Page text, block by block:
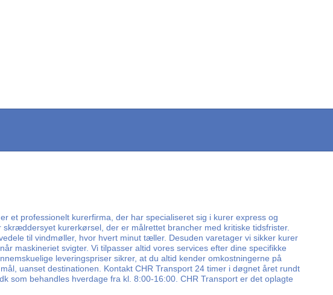
et professionelt kurerfirma, der har specialiseret sig i kurer express og
kurerkørsel, der er målrettet brancher med kritiske tidsfrister.
til vindmøller, hvor hvert minut tæller. Desuden varetager vi sikker kurer
maskineriet svigter. Vi tilpasser altid vores services efter dine specifikke
leveringspriser sikrer, at du altid kender omkostningerne på
uanset destinationen. Kontakt CHR Transport 24 timer i døgnet året rundt
som behandles hverdage fra kl. 8:00-16:00. CHR Transport er det oplagte